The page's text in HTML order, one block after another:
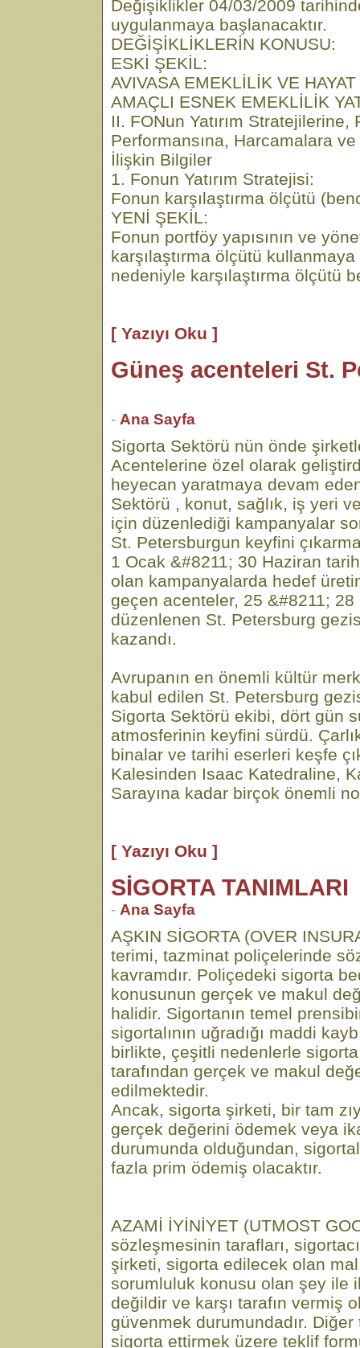
Değişiklikler 04/03/2009
uygulanmaya başlanacaktır.
DEĞİŞİKLİKLERİN KONUSU:
ESKİ ŞEKİL:
AVIVASA EMEKLİLİK VE
AMAÇLI ESNEK EMEKLİLİK
II. FONun Yatırım Stratejilerine,
Performansına, Harcamalara
İlişkin Bilgiler
1. Fonun Yatırım Stratejisi:
Fonun karşılaştırma ölçütü
YENİ ŞEKİL:
Fonun portföy yapısının ve
karşılaştırma ölçütü
nedeniyle karşılaştırma ölçütü
[ Yazıyı Oku ]
Güneş acenteleri St.
- Ana Sayfa
Sigorta Sektörü nün önde
Acentelerine özel olarak
heyecan yaratmaya devam
Sektörü , konut, sağlık, iş yeri
için düzenlediği kampanyalar
St. Petersburgun keyfini
1 Ocak &#8211; 30 Haziran
olan kampanyalarda hedef
geçen acenteler, 25 &#8211;
düzenlenen St. Petersburg
kazandı.
Avrupanın en önemli kültür
kabul edilen St. Petersburg
Sigorta Sektörü ekibi, dört gün
atmosferinin keyfini sürdü.
binalar ve tarihi eserleri keşfe
Kalesinden Isaac Katedraline,
Sarayına kadar birçok önemli
[ Yazıyı Oku ]
SİGORTA TANIMLARI
- Ana Sayfa
AŞKIN SİGORTA (OVER
terimi, tazminat poliçelerinde
kavramdır. Poliçedeki sigorta
konusunun gerçek ve makul
halidir. Sigortanın temel
sigortalının uğradığı maddi
birlikte, çeşitli nedenlerle
tarafından gerçek ve makul
edilmektedir.
Ancak, sigorta şirketi, bir tam
gerçek değerini ödemek veya
durumunda olduğundan,
fazla prim ödemiş olacaktır.
AZAMİ İYİNİYET (UTMOST
sözleşmesinin tarafları,
şirketi, sigorta edilecek olan
sorumluluk konusu olan şey ile
değildir ve karşı tarafın vermiş
güvenmek durumundadır.
sigorta ettirmek üzere teklif